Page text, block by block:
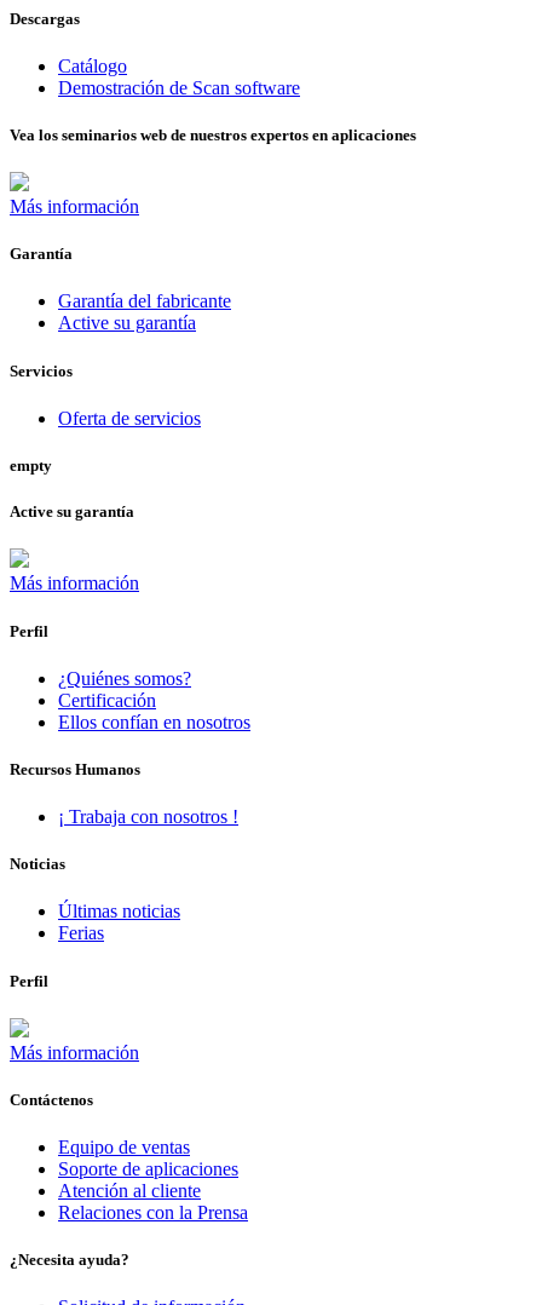
Descargas
Catálogo
Demostración de Scan software
Vea los seminarios web de nuestros expertos en aplicaciones
Más información
Garantía
Garantía del fabricante
Active su garantía
Servicios
Oferta de servicios
empty
Active su garantía
Más información
Perfil
¿Quiénes somos?
Certificación
Ellos confían en nosotros
Recursos Humanos
¡ Trabaja con nosotros !
Noticias
Últimas noticias
Ferias
Perfil
Más información
Contáctenos
Equipo de ventas
Soporte de aplicaciones
Atención al cliente
Relaciones con la Prensa
¿Necesita ayuda?